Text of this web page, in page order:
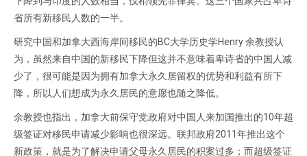
省所有新移民人数的一半。
研究中国和加拿大西海岸间移民的BC大学历史学Henry 余教授认
为，虽然来自中国的新移民下降但这并不意味着卑诗省的中国人减
少了，很可能是因为拥有加拿大永久居留权的优势和利益有所下
降，所以人们想成为永久居民的意愿也随之降低。
余教授也指出，加拿大前保守党政府对中国人来加国推出的10年超
级签证对移民申请减少影响也很深远。联邦政府2011年推出这个
新政策，就是为了解决申请父母永久居民的积案过多；而超级签证